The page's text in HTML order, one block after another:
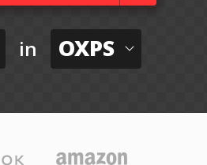
in OXPS